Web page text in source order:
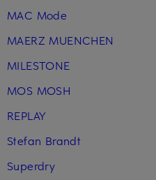
MAC Mode
MAERZ MUENCHEN
MILESTONE
MOS MOSH
REPLAY
Stefan Brandt
Superdry